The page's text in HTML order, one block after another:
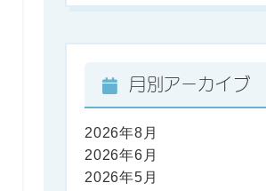
月別アーカイブ
2026年8月
2026年6月
2026年5月